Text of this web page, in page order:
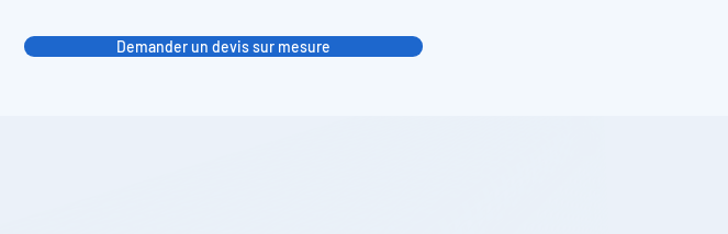
Demander un devis sur mesure